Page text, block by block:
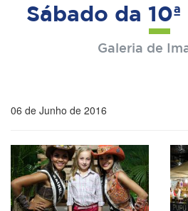
Sábado da
Galeria de
06 de Junho de 2016